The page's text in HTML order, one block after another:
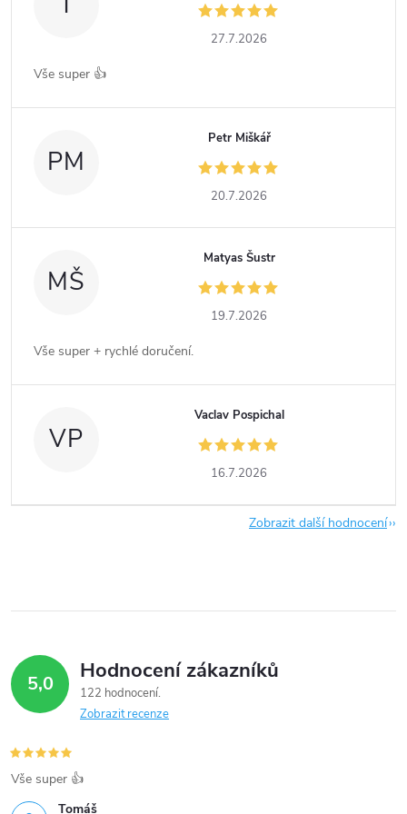
27.7.2026
Vše super 👍
PM
Petr Miškář
20.7.2026
MŠ
Matyas Šustr
19.7.2026
Vše super + rychlé doručení.
VP
Vaclav Pospichal
16.7.2026
Zobrazit další hodnocení
5,0 Hodnocení zákazníků
122 hodnocení
Zobrazit recenze
Tomáš
Vše super 👍